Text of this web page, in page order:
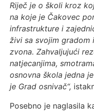
Riječ je o školi kroz
na koje je Čakovec
infrastrukture i
živi sa svojim gradom
zvona. Zahvaljujući
natjecanjima,
osnovna škola jedna
je Grad osnivač“,
Posebno je naglasila